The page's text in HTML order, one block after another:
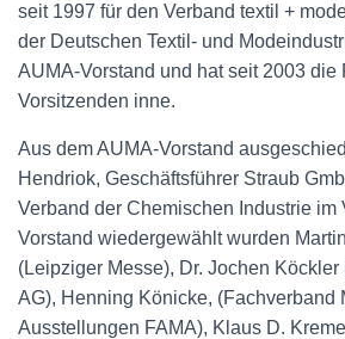
seit 1997 für den Verband textil +
der Deutschen Textil- und
AUMA-Vorstand und hat seit 2003 die
Vorsitzenden inne.
Aus dem AUMA-Vorstand
Hendriok, Geschäftsführer Straub
Verband der Chemischen Industrie im
Vorstand wiedergewählt wurden
(Leipziger Messe), Dr. Jochen
AG), Henning Könicke, (Fachverband
Ausstellungen FAMA), Klaus D.